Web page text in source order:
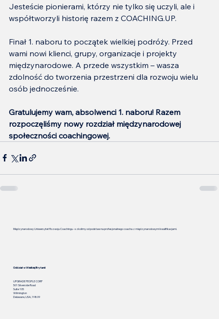
Jesteście pionierami, którzy nie tylko się uczyli, ale i
współtworzyli historię razem z COACHING.UP.
Finał 1. naboru to początek wielkiej podróży. Przed
wami nowi klienci, grupy, organizacje i projekty
międzynarodowe. A przede wszystkim – wasza
zdolność do tworzenia przestrzeni dla rozwoju wielu
osób jednocześnie.
Gratulujemy wam, absolwenci 1. naboru! Razem
rozpoczęliśmy nowy rozdział międzynarodowej
społeczności coachingowej.
Międzynarodowy Uniwersytet Rozwoju Coachingu - szkolimy od podstaw na profesjonalnego coacha z międzynarodowymi kwalifikacjami.
Oddział w Wielkiej Brytanii
UPGRADE PEOPLE CORP
501 Silverside Road
Suite 105
Wilmington
Delaware, USA, 19809